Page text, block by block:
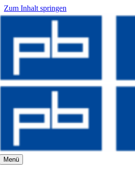
Zum Inhalt springen
Menü